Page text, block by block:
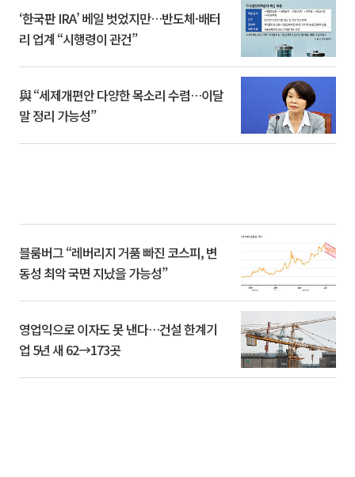
‘한국판 IRA’ 베일 벗었지만…반도체·배터
리 업계 “시행령이 관건”
與 “세제개편안 다양한 목소리 수렴…이달
말 정리 가능성”
블룸버그 “레버리지 거품 빠진 코스피, 변
동성 최악 국면 지났을 가능성”
영업익으로 이자도 못 낸다…건설 한계기
업 5년 새 62→173곳